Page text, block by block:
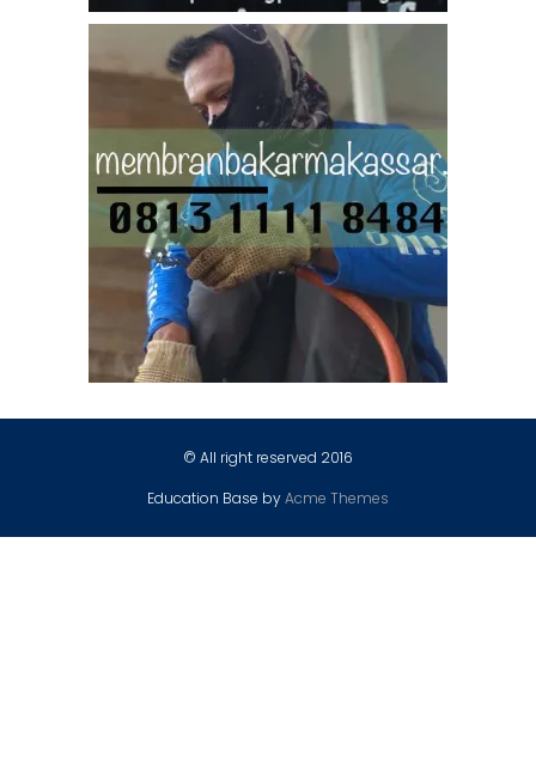
© All right reserved 2016
Education Base byAcme Themes